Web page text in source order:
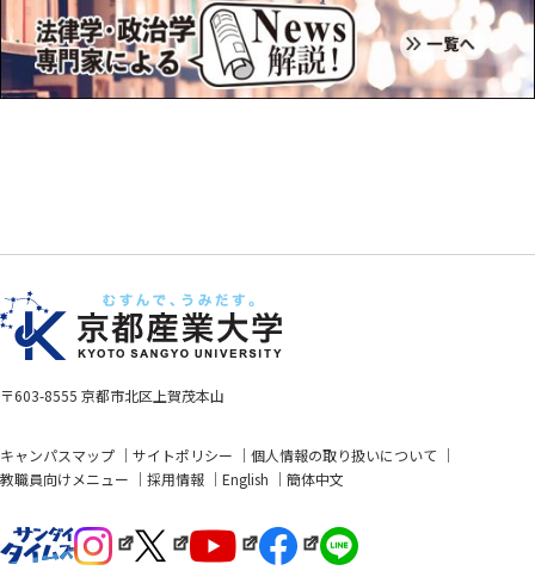
〒603-8555 京都市北区上賀茂本山
キャンパスマップ サイトポリシー
個人情報の取り扱いについて
教職員向けメニュー
採用情報 English 簡体中文